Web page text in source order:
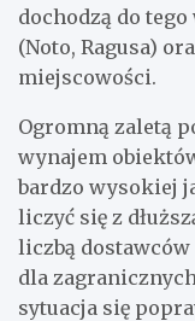
dochodzą do
(Noto, Ragusa)
miejscowości.
Ogromną zaletą
wynajem
bardzo wysokiej
liczyć się z
liczbą
dla
sytuacja się